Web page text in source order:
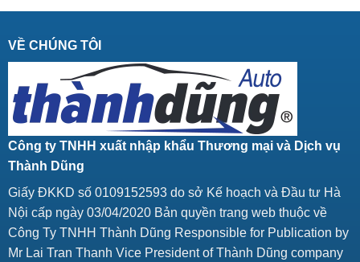
VỀ CHÚNG TÔI
Công ty TNHH xuất nhập khẩu Thương mại và Dịch vụ
Thành Dũng
Giấy ĐKKD số 0109152593 do sở Kế hoạch và Đầu tư Hà
Nội cấp ngày 03/04/2020 Bản quyền trang web thuộc về
Công Ty TNHH Thành Dũng Responsible for Publication by
Mr Lai Tran Thanh Vice President of Thành Dũng company